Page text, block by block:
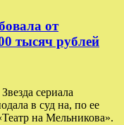
от
тысяч рублей
сериала
в суд на, по ее
на Мельникова».